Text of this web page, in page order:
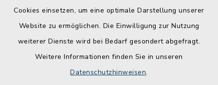
Cookies einsetzen, um eine optimale Darstellung unserer
Website zu ermöglichen. Die Einwilligung zur Nutzung
weiterer Dienste wird bei Bedarf gesondert abgefragt.
Weitere Informationen finden Sie in unseren
Datenschutzhinweisen.
Barrierefreiheit